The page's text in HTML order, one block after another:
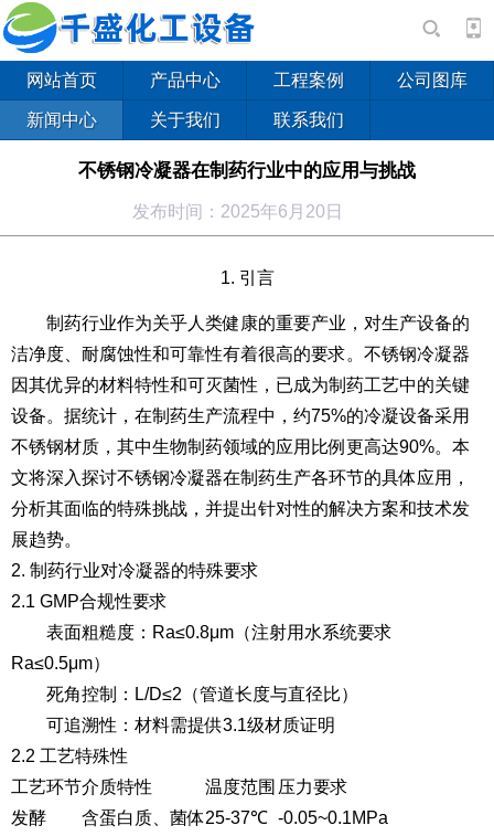
网站首页 产品中心 工程案例 公司图库
新闻中心 关于我们 联系我们
不锈钢冷凝器在制药行业中的应用与挑战
发布时间：2025年6月20日
1. 引言
制药行业作为关乎人类健康的重要产业，对生产设备的
洁净度、耐腐蚀性和可靠性有着很高的要求。不锈钢冷凝器
因其优异的材料特性和可灭菌性，已成为制药工艺中的关键
设备。据统计，在制药生产流程中，约75%的冷凝设备采用
不锈钢材质，其中生物制药领域的应用比例更高达90%。本
文将深入探讨不锈钢冷凝器在制药生产各环节的具体应用，
分析其面临的特殊挑战，并提出针对性的解决方案和技术发
展趋势。
2. 制药行业对冷凝器的特殊要求
2.1 GMP合规性要求
表面粗糙度 ：Ra≤0.8μm（注射用水系统要求
Ra≤0.5μm）
死角控制
：L/D≤2（管道长度与直径比）
可追溯性 ：材料需提供3.1级材质证明
2.2 工艺特殊性
工艺环节介质特性 温度范围 压力要求
发酵
含蛋白质、菌体25-37℃ -0.05~0.1MPa